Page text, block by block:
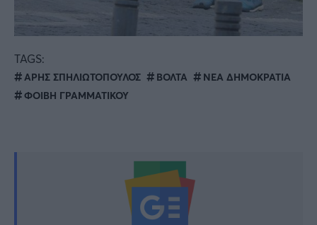
TAGS:
ΑΡΗΣ ΣΠΗΛΙΩΤΟΠΟΥΛΟΣ ΒΟΛΤΑ
ΝΕΑ ΔΗΜΟΚΡΑΤΙΑ
ΦΟΙΒΗ ΓΡΑΜΜΑΤΙΚΟΥ